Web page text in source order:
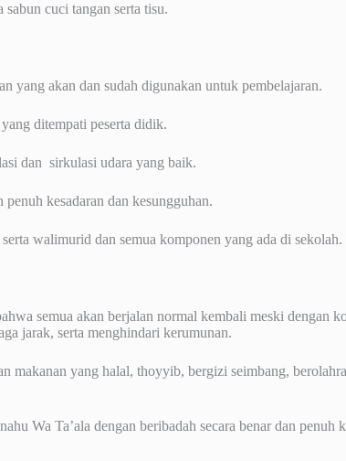
cuci tangan serta tisu.
yang akan dan sudah digunakan untuk pembelajaran.
ditempati peserta didik.
dan sirkulasi udara yang baik.
kesadaran dan kesungguhan.
walimurid dan semua komponen yang ada di sekolah.
semua akan berjalan normal kembali meski dengan
jarak, serta menghindari kerumunan.
makanan yang halal, thoyyib, bergizi seimbang,
Wa Ta’ala dengan beribadah secara benar dan